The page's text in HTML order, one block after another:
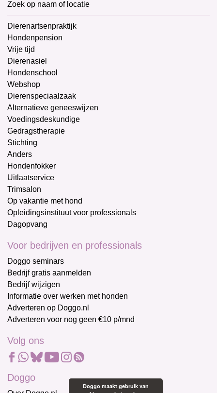
Zoek op naam of locatie
Dierenartsenpraktijk
Hondenpension
Vrije tijd
Dierenasiel
Hondenschool
Webshop
Dierenspeciaalzaak
Alternatieve geneeswijzen
Voedingsdeskundige
Gedragstherapie
Stichting
Anders
Hondenfokker
Uitlaatservice
Trimsalon
Op vakantie met hond
Opleidingsinstituut voor professionals
Dagopvang
Voor bedrijven en professionals
Doggo seminars
Bedrijf gratis aanmelden
Bedrijf wijzigen
Informatie over werken met honden
Adverteren op Doggo.nl
Adverteren voor nog geen €10 p/mnd
Volg ons
Doggo
Doggo maakt gebruik van